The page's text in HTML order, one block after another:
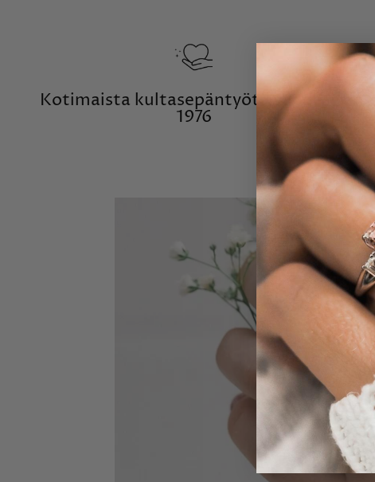
Kotimaista kultasepäntyötä vuodesta
1976